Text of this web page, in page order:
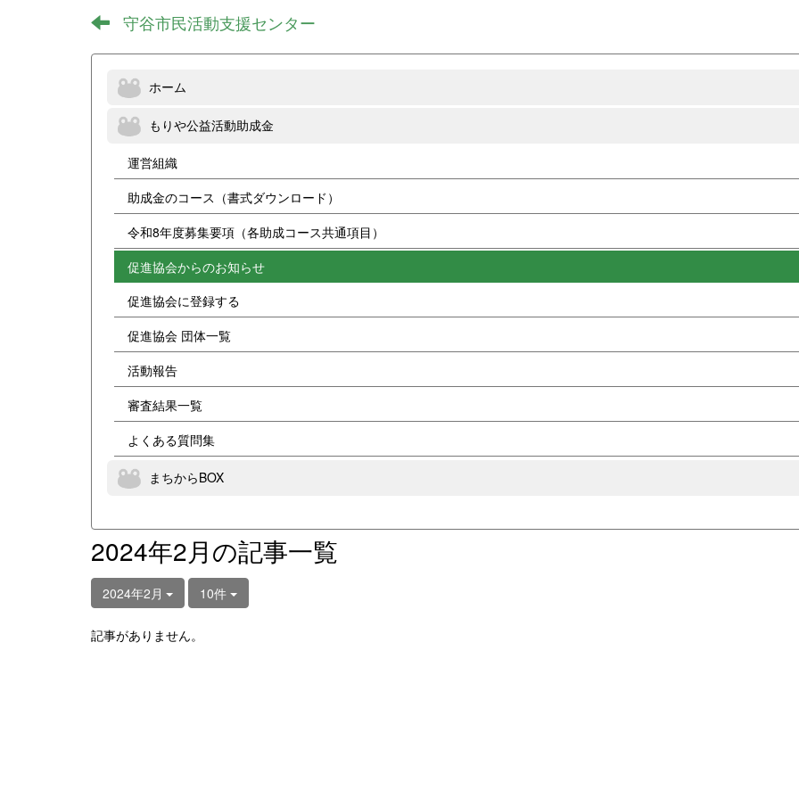
守谷市民活動支援センター
ホーム
もりや公益活動助成金
運営組織
助成金のコース（書式ダウンロード）
令和8年度募集要項（各助成コース共通項目）
促進協会からのお知らせ
促進協会に登録する
促進協会 団体一覧
活動報告
審査結果一覧
よくある質問集
まちからBOX
2024年2月の記事一覧
2024年2月 10件
記事がありません。